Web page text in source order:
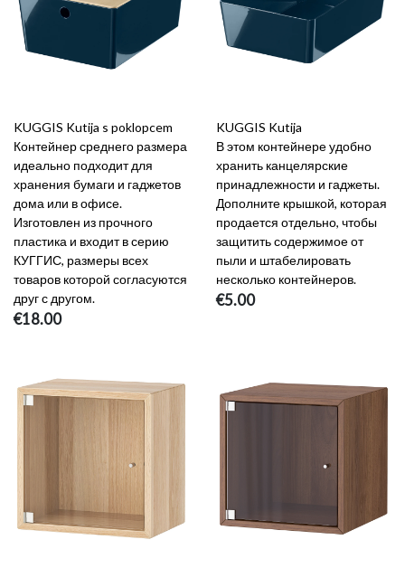
KUGGIS Kutija s poklopcem
Контейнер среднего размера
идеально подходит для
хранения бумаги и гаджетов
дома или в офисе.
Изготовлен из прочного
пластика и входит в серию
КУГГИС, размеры всех
товаров которой согласуются
друг с другом.
€18.00
KUGGIS Kutija
В этом контейнере удобно
хранить канцелярские
принадлежности и гаджеты.
Дополните крышкой, которая
продается отдельно, чтобы
защитить содержимое от
пыли и штабелировать
несколько контейнеров.
€5.00